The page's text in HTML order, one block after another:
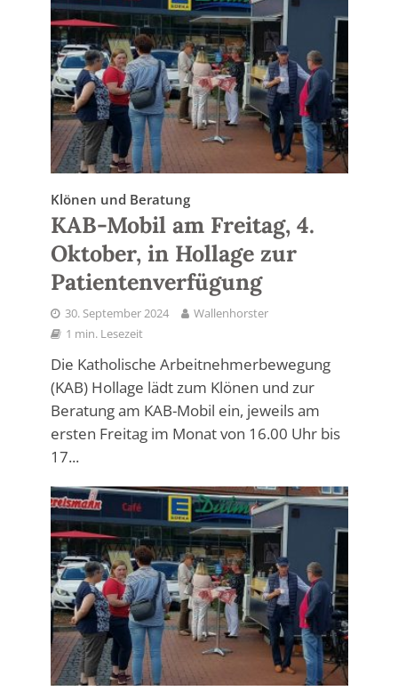
Klönen und Beratung
KAB-Mobil am Freitag, 4.
Oktober, in Hollage zur
Patientenverfügung
30. September 2024
Wallenhorster
1 min. Lesezeit
Die Katholische Arbeitnehmerbewegung
(KAB) Hollage lädt zum Klönen und zur
Beratung am KAB-Mobil ein, jeweils am
ersten Freitag im Monat von 16.00 Uhr bis
17...